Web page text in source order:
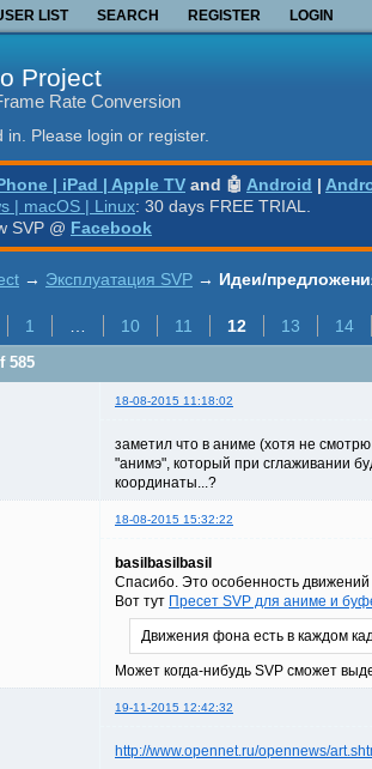
LIST SEARCH REGISTER LOGIN
Project
Rate Conversion
Please login or register.
| iPad | Apple TV and 🤖 Android |
| macOS | Linux: 30 days FREE TRIAL.
SVP @ Facebook
→ Эксплуатация SVP → Идеи/
1 10 11 12 13 14
585
18-08-2015 11:18:02
заметил что в аниме (хотя не
"анимэ", который при сглаживании
координаты...?
18-08-2015 15:32:22
basilbasilbasil
Спасибо. Это особенность
Вот тут Пресет SVP для аниме и
Движения фона есть в каждом
Может когда-нибудь SVP сможет
19-11-2015 12:42:32
http://www.opennet.ru/opennews/